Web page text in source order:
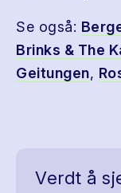
Se også:
Brinks & The
Geitungen,
Verdt å